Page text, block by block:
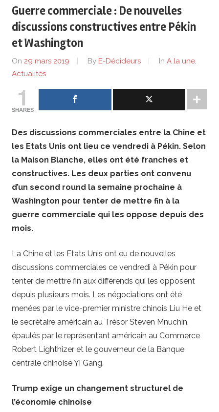
de
lentreprise
et
ses
dirigeants
Guerre commerciale : De nouvelles
discussions constructives entre Pékin
et Washington
On 29 mars 2019 By E-Décideurs In A la une,
Actualités
1
SHARES
Des discussions commerciales entre la Chine et
les Etats Unis ont lieu ce vendredi à Pékin. Selon
la Maison Blanche, elles ont été franches et
constructives. Les deux parties ont convenu
d’un second round la semaine prochaine à
Washington pour tenter de mettre fin à la
guerre commerciale qui les oppose depuis des
mois.
La Chine et les Etats Unis ont eu de nouvelles
discussions commerciales ce vendredi à Pékin pour
tenter de mettre fin aux différends qui les opposent
depuis plusieurs mois. Les négociations ont été
menées par le vice-premier ministre chinois Liu He et
le secrétaire américain au Trésor Steven Mnuchin,
épaulés par le représentant américain au Commerce
Robert Lighthizer et le gouverneur de la Banque
centrale chinoise Yi Gang.
Trump exige un changement structurel de
l’économie chinoise